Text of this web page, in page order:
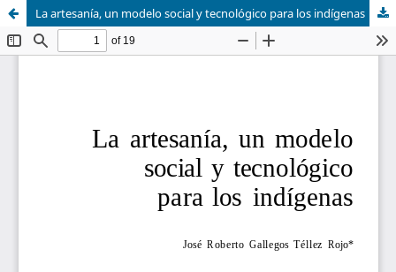
La artesanía, un modelo social y tecnológico para los indígenas